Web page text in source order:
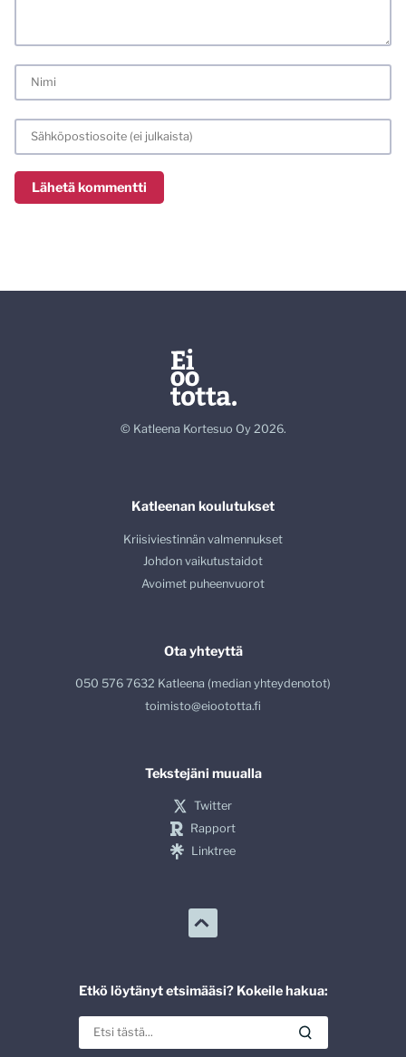
© Katleena Kortesuo Oy 2026.
Katleenan koulutukset
Kriisiviestinnän valmennukset
Johdon vaikutustaidot
Avoimet puheenvuorot
Ota yhteyttä
050 576 7632 Katleena (median yhteydenotot)
toimisto@eioototta.fi
Tekstejäni muualla
Twitter
Rapport
Linktree
Etkö löytänyt etsimääsi? Kokeile hakua: